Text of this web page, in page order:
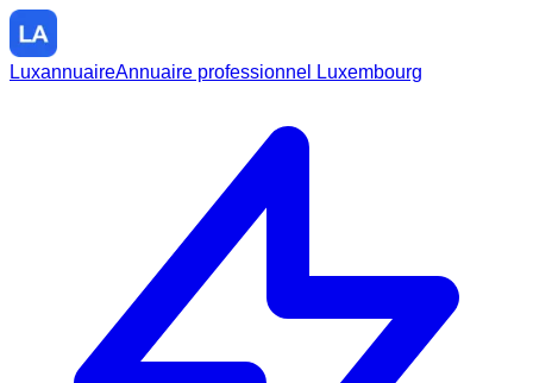
LuxannuaireAnnuaire professionnel Luxembourg